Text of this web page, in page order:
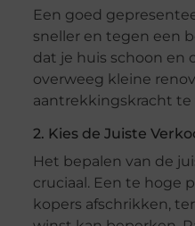
Een goed
sneller en tegen een
dat je huis schoon en
overweeg kleine
aantrekkingskracht te
2. Kies de Juiste
Het bepalen van de
cruciaal. Een te hoge
kopers afschrikken,